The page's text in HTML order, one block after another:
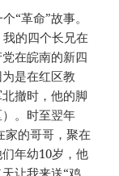
革命”故事。
的四个长兄在
在皖南的新四
是在红区教
撤时，他的脚
。时至翌年
家的哥哥，聚在
年幼10岁，他
让我来送“鸡